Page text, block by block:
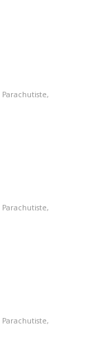
Parachutiste,
Parachutiste,
Parachutiste,